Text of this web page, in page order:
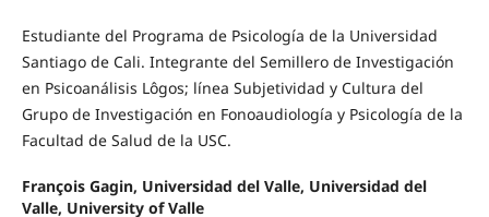
Estudiante del Programa de Psicología de la Universidad
Santiago de Cali. Integrante del Semillero de Investigación
en Psicoanálisis Lôgos; línea Subjetividad y Cultura del
Grupo de Investigación en Fonoaudiología y Psicología de la
Facultad de Salud de la USC.
François Gagin, Universidad del Valle, Universidad del
Valle, University of Valle